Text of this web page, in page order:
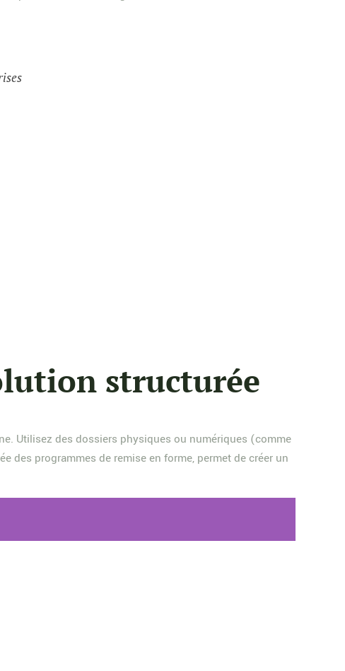
structurée
Utilisez des dossiers physiques ou numériques (comme
programmes de remise en forme, permet de créer un